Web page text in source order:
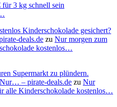
für 3 kg schnell sein
Kinderschokolade gesichert?
deals.de zu Nur morgen zum
kostenlos…
Supermarkt zu plündern.
– pirate-deals.de zu Nur
alle Kinderschokolade kostenlos…